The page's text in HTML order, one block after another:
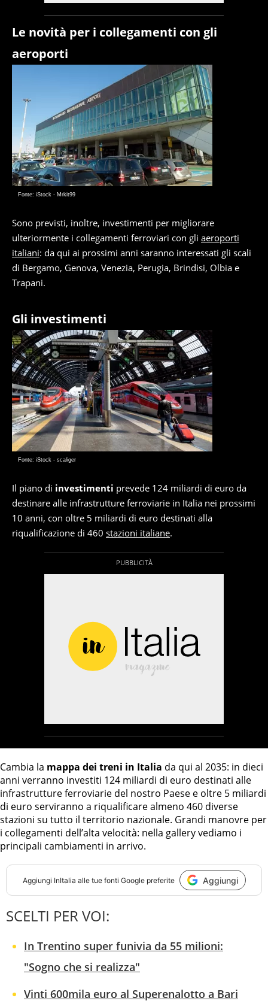
Le novità per i collegamenti con gli
aeroporti
Fonte: iStock - Mrkit99
Sono previsti, inoltre, investimenti per migliorare
ulteriormente i collegamenti ferroviari con gli aeroporti
italiani: da qui ai prossimi anni saranno interessati gli scali
di Bergamo, Genova, Venezia, Perugia, Brindisi, Olbia e
Trapani.
Gli investimenti
Fonte: iStock - scaliger
Il piano di investimenti prevede 124 miliardi di euro da
destinare alle infrastrutture ferroviarie in Italia nei prossimi
10 anni, con oltre 5 miliardi di euro destinati alla
riqualificazione di 460 stazioni italiane.
Cambia la mappa dei treni in Italia da qui al 2035: in dieci
anni verranno investiti 124 miliardi di euro destinati alle
infrastrutture ferroviarie del nostro Paese e oltre 5 miliardi
di euro serviranno a riqualificare almeno 460 diverse
stazioni su tutto il territorio nazionale. Grandi manovre per
i collegamenti dell’alta velocità: nella gallery vediamo i
principali cambiamenti in arrivo.
Aggiungi InItalia alle tue fonti Google preferite Aggiungi
SCELTI PER VOI:
In Trentino super funivia da 55 milioni:
"Sogno che si realizza"
Vinti 600mila euro al Superenalotto a Bari